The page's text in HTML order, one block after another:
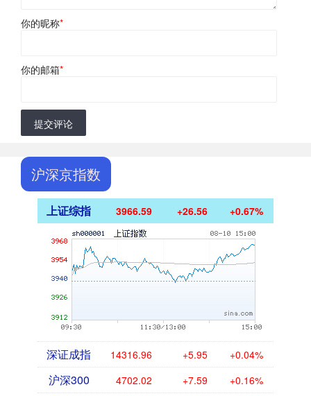
你的昵称*
你的邮箱*
提交评论
沪深京指数
上证综指 3966.59 +26.56 +0.67%
深证成指 14316.96 +5.95 +0.04%
沪深300 4702.02 +7.59 +0.16%